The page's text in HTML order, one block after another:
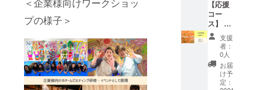
＜企業様向けワークショッ
プの様子＞
ション
は2021
年12月
～1月頃
実施。
オンラ
イン
（Zoom
）にて
程は別
途ご連
絡いた
します
ので、
ご都合
の合う
日にご
参加く
験 ●オ
リジナ
ルシー
ル／名
刺サイ
ズのロ
ゴス
テッ
カー ●
【応援
コー
ス】 ●
御礼
メール
●進捗報
告メー
ル ●動
画メッ
支援
者：
0人
お届
け予
定：